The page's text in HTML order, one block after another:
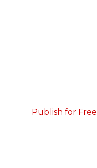
Publish for Free